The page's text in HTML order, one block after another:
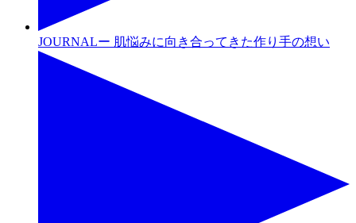
JOURNALー 肌悩みに向き合ってきた作り手の想い